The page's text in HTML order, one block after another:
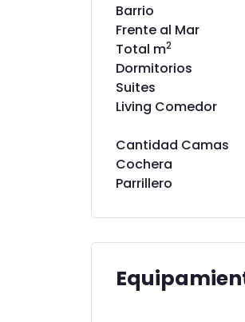
Barrio
Frente al Mar
Total m2
Dormitorios
Suites
Living Comedor
Cantidad Camas
Cochera
Parrillero